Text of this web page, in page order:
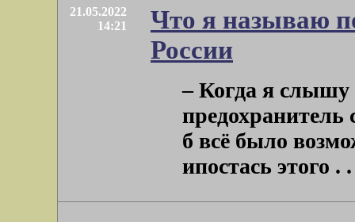
21.05.2022
14:21
Что я называю
России
– Когда я слышу
предохранитель
б всё было
ипостась этого .